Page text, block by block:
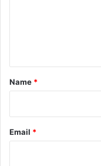
*
Name *
Email *